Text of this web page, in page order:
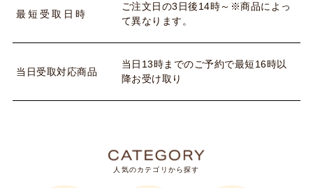
最短 受 取 日 時
ご注文日の3日後14時～※商品によっ
て異なります。
当 日受取対応商品
当日13時までのご予約で最短16時以
降お受け取り
人気のカテゴリから探す